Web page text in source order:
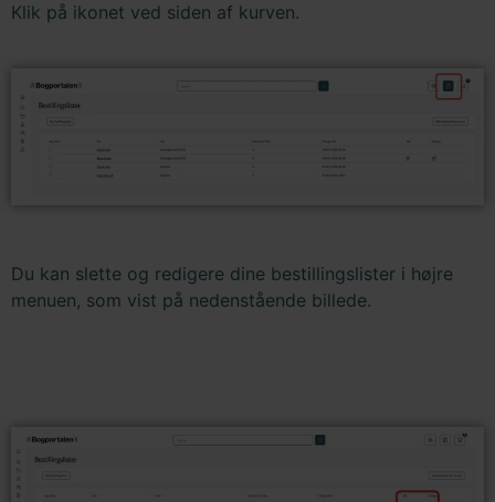
Klik på ikonet ved siden af kurven.
Du kan slette og redigere dine bestillingslister i højre
menuen, som vist på nedenstående billede.